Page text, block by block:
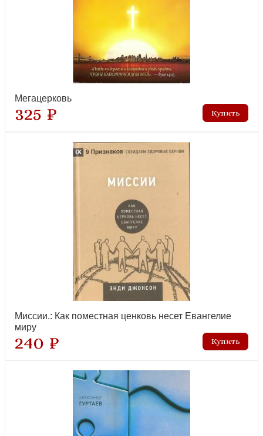
Мегацерковь
325 ₽
Миссии.: Как поместная ценковь несет Евангелие
миру
240 ₽